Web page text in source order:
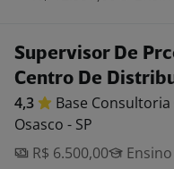
Supervisor De
Centro De
4,3 Base Consultoria
Osasco - SP
R$ 6.500,00